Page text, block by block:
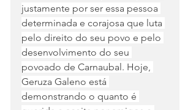
justamente por ser essa pessoa
determinada e corajosa que luta
pelo direito do seu povo e pelo
desenvolvimento do seu
povoado de Carnaubal. Hoje,
Geruza Galeno está
demonstrando o quanto é